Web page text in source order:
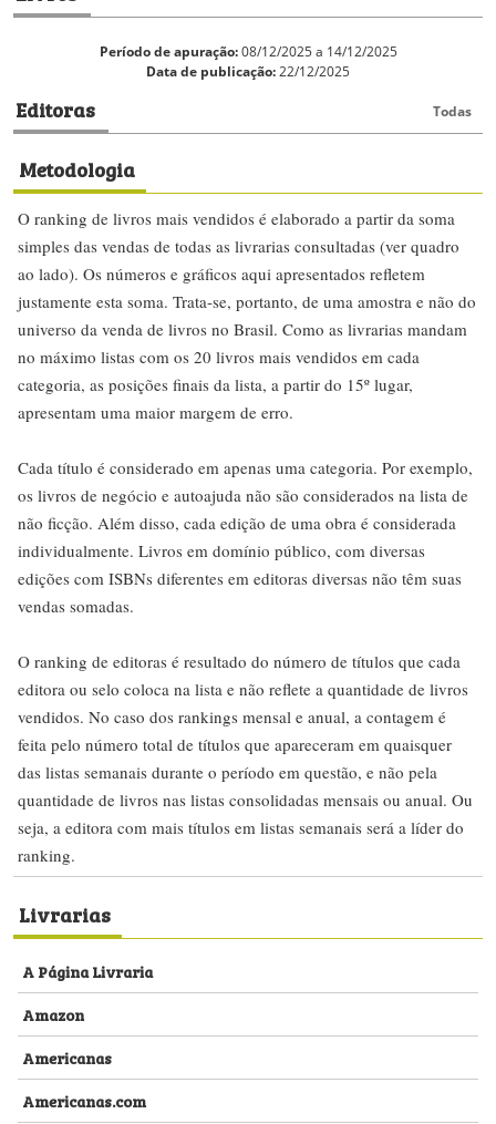
Período de apuração:08/12/2025 a 14/12/2025
Data de publicação:22/12/2025
Editoras Todas
Metodologia
O ranking de livros mais vendidos é elaborado a partir da soma
simples das vendas de todas as livrarias consultadas (ver quadro
ao lado). Os números e gráficos aqui apresentados refletem
justamente esta soma. Trata-se, portanto, de uma amostra e não do
universo da venda de livros no Brasil. Como as livrarias mandam
no máximo listas com os 20 livros mais vendidos em cada
categoria, as posições finais da lista, a partir do 15º lugar,
apresentam uma maior margem de erro.
Cada título é considerado em apenas uma categoria. Por exemplo,
os livros de negócio e autoajuda não são considerados na lista de
não ficção. Além disso, cada edição de uma obra é considerada
individualmente. Livros em domínio público, com diversas
edições com ISBNs diferentes em editoras diversas não têm suas
vendas somadas.
O ranking de editoras é resultado do número de títulos que cada
editora ou selo coloca na lista e não reflete a quantidade de livros
vendidos. No caso dos rankings mensal e anual, a contagem é
feita pelo número total de títulos que apareceram em quaisquer
das listas semanais durante o período em questão, e não pela
quantidade de livros nas listas consolidadas mensais ou anual. Ou
seja, a editora com mais títulos em listas semanais será a líder do
ranking.
Livrarias
A Página Livraria
Amazon
Americanas
Americanas.com